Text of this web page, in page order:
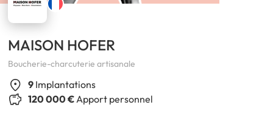
MAISON HOFER
Boucherie-charcuterie artisanale
9 Implantations
120 000 €Apport personnel